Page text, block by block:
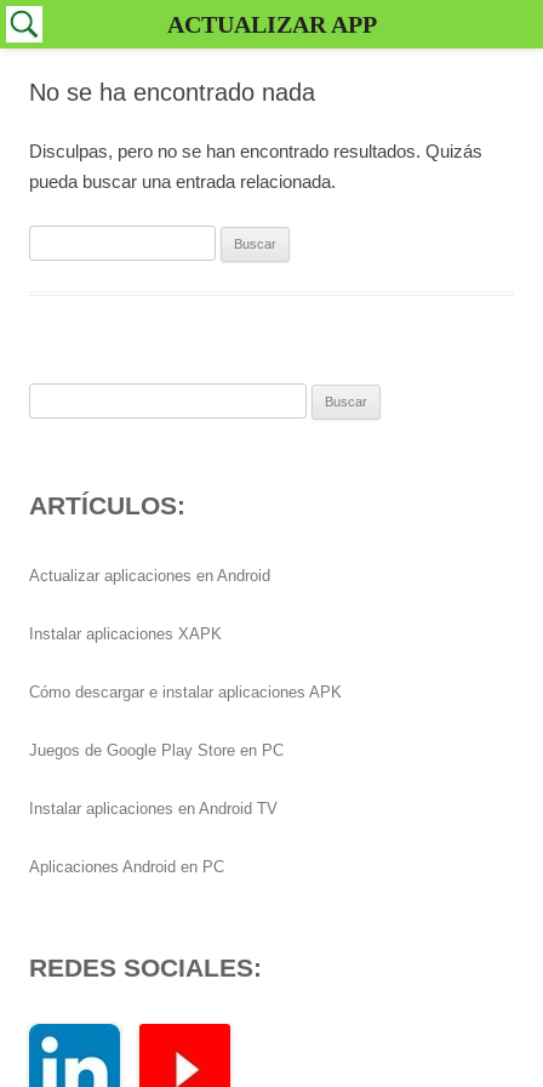
No se ha encontrado nada
Disculpas, pero no se han encontrado resultados. Quizás
pueda buscar una entrada relacionada.
ARTÍCULOS:
Actualizar aplicaciones en Android
Instalar aplicaciones XAPK
Cómo descargar e instalar aplicaciones APK
Juegos de Google Play Store en PC
Instalar aplicaciones en Android TV
Aplicaciones Android en PC
REDES SOCIALES:
ACTUALIZAR APP